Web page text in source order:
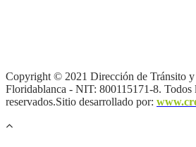
Copyright © 2021 Dirección de Tránsito y
Floridablanca - NIT: 800115171-8. Todos
reservados.Sitio desarrollado por: